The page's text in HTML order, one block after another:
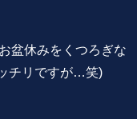
盆休みをくつろぎな
チリですが…笑)